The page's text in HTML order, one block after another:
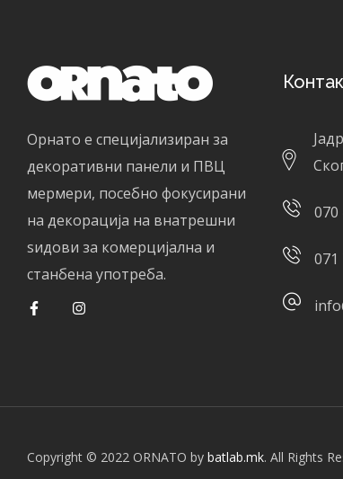
Орнато е специјализиран за
декоративни панели и ПВЦ
мермери, посебно фокусирани
на декорација на внатрешни
ѕидови за комерцијална и
станбена употреба.
070
071
Copyright © 2022 ORNATO by batlab.mk. All Rights